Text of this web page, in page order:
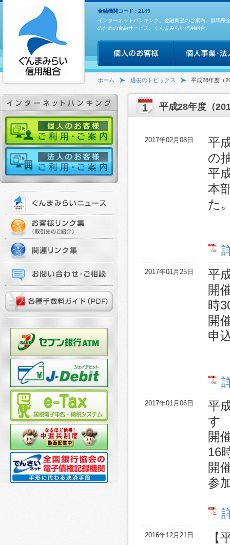
金融機関コード : 2149
インターネットバンキング、金融商品のご案内。群馬県
のための金融サービス。ぐんまみらい信用組合。
ホーム 過去のトピックス 平成28年度（
平成28年度（
2017年02月08日
平
の
平
本
た
2017年01月25日
平
開
時
開
申
2017年01月06日
平
す
開
16
開
参
2016年12月21日 【